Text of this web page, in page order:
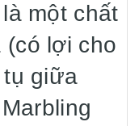
một chất
(có lợi cho
giữa